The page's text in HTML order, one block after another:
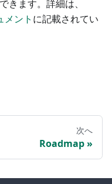
きます。詳細は、
ント に記載されてい
次へ
Roadmap